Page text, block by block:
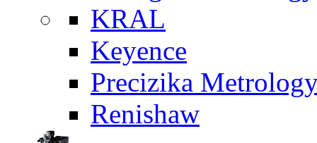
KRAL
Keyence
Precizika
Renishaw